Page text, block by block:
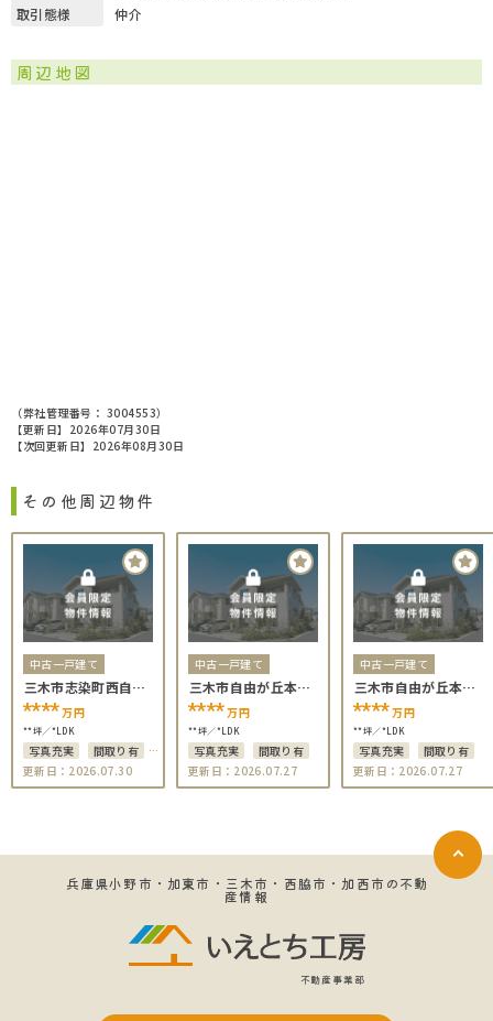
取引態様
仲介
周辺地図
（弊社管理番号： 3004553）
【更新日】2026年07月30日
【次回更新日】2026年08月30日
その他周辺物件
中古一戸建て
三木市志染町西自由
が丘＊＊＊＊
****万円
**坪 *LDK
写真充実
間取り有
小学校から徒歩10分以
内
更新日：2026.07.30
中古一戸建て
三木市自由が丘本町
＊＊＊＊
****万円
**坪 *LDK
写真充実
間取り有
更新日：2026.07.27
中古一戸建て
三木市自由が丘本町
＊＊＊＊
****万円
**坪 *LDK
写真充実
間取り有
更新日：2026.07.27
兵庫県小野市・加東市・三木市・西脇市・加西市の不動
産情報
不動産事業部